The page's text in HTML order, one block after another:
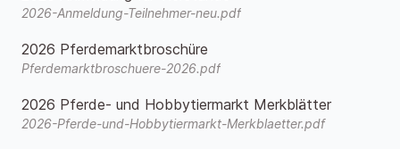
2026-Anmeldung-Teilnehmer-neu.pdf
2026 Pferdemarktbroschüre
Pferdemarktbroschuere-2026.pdf
2026 Pferde- und Hobbytiermarkt Merkblätter
2026-Pferde-und-Hobbytiermarkt-Merkblaetter.pdf